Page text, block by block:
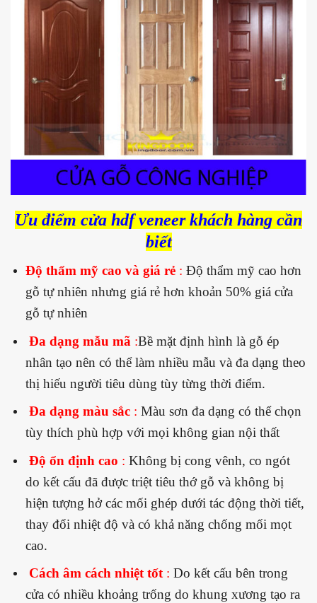
Ưu điểm cửa hdf veneer khách hàng cần
biết
Độ thẩm mỹ cao và giá rẻ: Độ thẩm mỹ cao hơn
gỗ tự nhiên nhưng giá rẻ hơn khoản 50% giá cửa
gỗ tự nhiên
Đa dạng mẫu mã :Bề mặt định hình là gỗ ép
nhân tạo nên có thể làm nhiều mẫu và đa dạng theo
thị hiếu người tiêu dùng tùy từng thời điểm.
Đa dạng màu sắc: Màu sơn đa dạng có thể chọn
tùy thích phù hợp với mọi không gian nội thất
Độ ổn định cao : Không bị cong vênh, co ngót
do kết cấu đã được triệt tiêu thớ gỗ và không bị
hiện tượng hở các mối ghép dưới tác động thời tiết,
thay đổi nhiệt độ và có khả năng chống mối mọt
cao.
Cách âm cách nhiệt tốt: Do kết cấu bên trong
cửa có nhiều khoảng trống do khung xương tạo ra